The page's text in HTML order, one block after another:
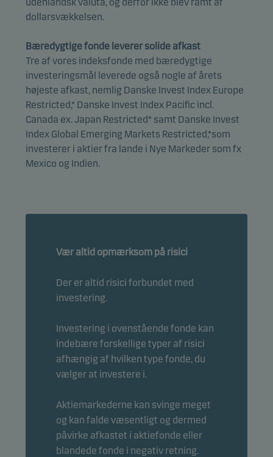
dollarsvækkelsen.
Bæredygtige fonde leverer solide afkast
Tre af vores indeksfonde med bæredygtige
investeringsmål leverede også nogle af årets
højeste afkast, nemlig Danske Invest Index Europe
Restricted,* Danske Invest Index Pacific incl.
Canada ex. Japan Restricted* samt Danske Invest
Index Global Emerging Markets Restricted,*som
investerer i aktier fra lande i Nye Markeder som fx
Mexico og Indien.
Vær altid opmærksom på risici
Der er altid risici forbundet med
investering.
Investering i ovenstående fonde kan
indebære forskellige typer af risici
afhængig af hvilken type fonde, du
vælger at investere i.
Aktiemarkederne kan svinge meget
og kan falde væsentligt og dermed
påvirke afkastet i aktiefonde eller
blandede fonde i negativ retning.